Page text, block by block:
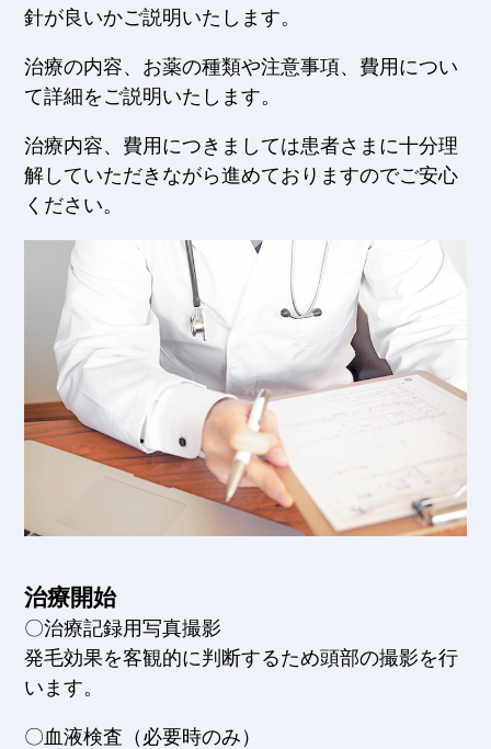
針が良いかご説明いたします。
治療の内容、お薬の種類や注意事項、費用につい
て詳細をご説明いたします。
治療内容、費用につきましては患者さまに十分理
解していただきながら進めておりますのでご安心
ください。
治療開始
〇治療記録用写真撮影
発毛効果を客観的に判断するため頭部の撮影を行
います。
〇血液検査（必要時のみ）